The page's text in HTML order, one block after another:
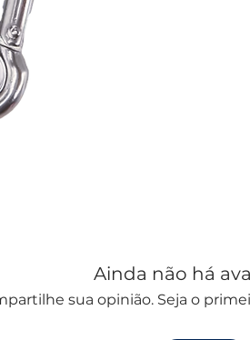
Ainda não há
sua opinião. Seja o